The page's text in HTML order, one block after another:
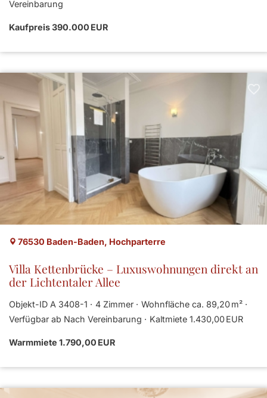
Vereinbarung
Kaufpreis 390.000 EUR
76530 Baden-Baden, Hochparterre
Villa Kettenbrücke – Luxuswohnungen direkt an
der Lichtentaler Allee
Objekt-ID A 3408-1 4 Zimmer
Wohnfläche ca. 89,20 m²
Verfügbar ab Nach Vereinbarung
Kaltmiete 1.430,00 EUR
Warmmiete 1.790,00 EUR